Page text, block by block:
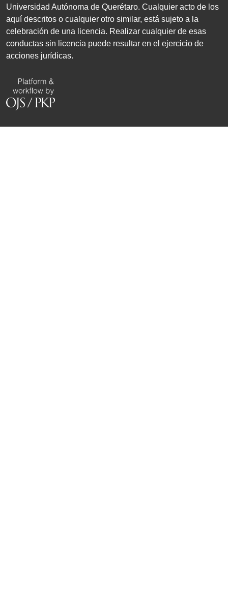
Universidad Autónoma de Querétaro. Cualquier acto de los
aquí descritos o cualquier otro similar, está sujeto a la
celebración de una licencia. Realizar cualquier de esas
conductas sin licencia puede resultar en el ejercicio de
acciones jurídicas.